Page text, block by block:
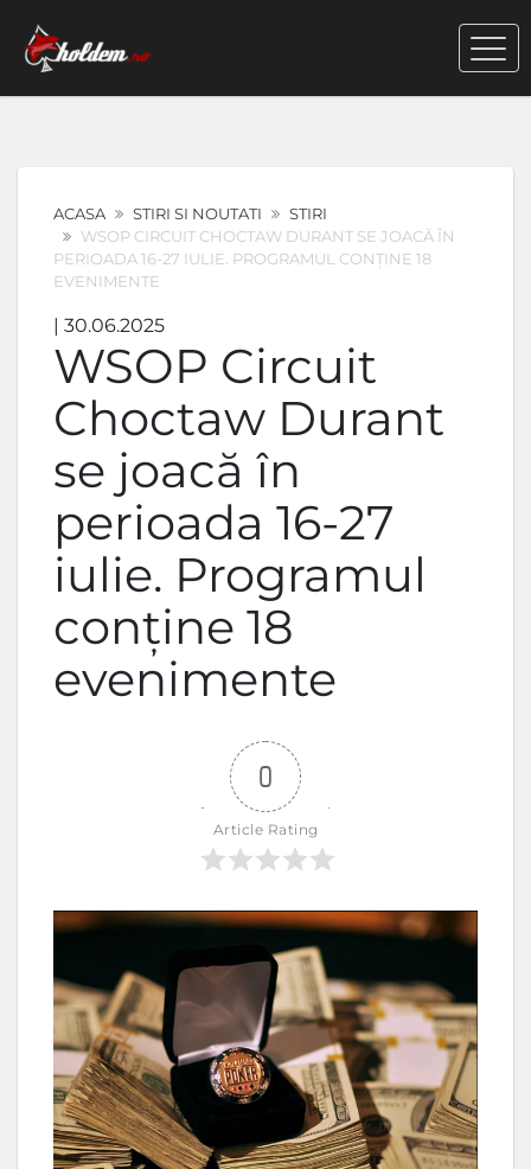
ACASA STIRI SI NOUTATI
STIRI
WSOP CIRCUIT CHOCTAW DURANT SE JOACĂ ÎN
PERIOADA 16-27 IULIE. PROGRAMUL CONȚINE 18
EVENIMENTE
| 30.06.2025
WSOP Circuit
Choctaw Durant
se joacă în
perioada 16-27
iulie. Programul
conține 18
evenimente
0
Article Rating